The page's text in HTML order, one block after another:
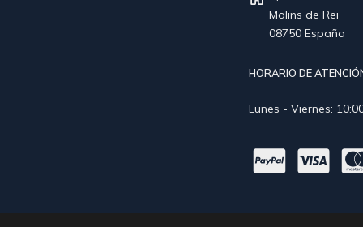
Molins de Rei
08750 España
HORARIO DE
Lunes - Viernes: